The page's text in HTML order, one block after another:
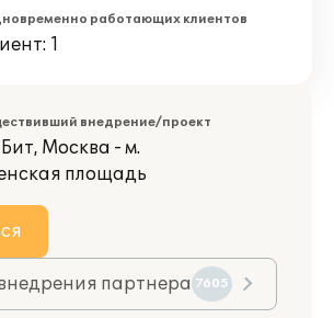
работающих клиентов
1
внедрение/проект
Москва - м.
площадь
партнера 7605